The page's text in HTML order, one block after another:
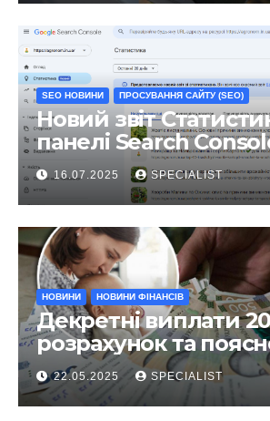
SEO НОВИНИ ПРОСУВАННЯ САЙТУ (SEO)
Новий звіт
панелі Search
чого він?
16.07.2025 SPECIALIST
НОВИНИ НОВИНИ ФІНАНСІВ
Декретні виплати
розрахунок та
22.05.2025 SPECIALIST